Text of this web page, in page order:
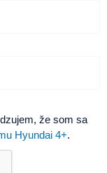
že som sa
Hyundai 4+.